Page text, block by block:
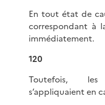
En tout état de
correspondant à
immédiatement.
120
Toutefois, les
s’appliquaient en